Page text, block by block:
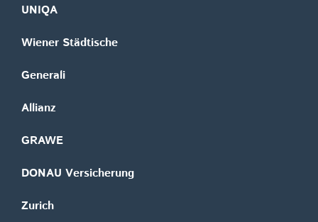
UNIQA
Wiener Städtische
Generali
Allianz
GRAWE
DONAU Versicherung
Zurich